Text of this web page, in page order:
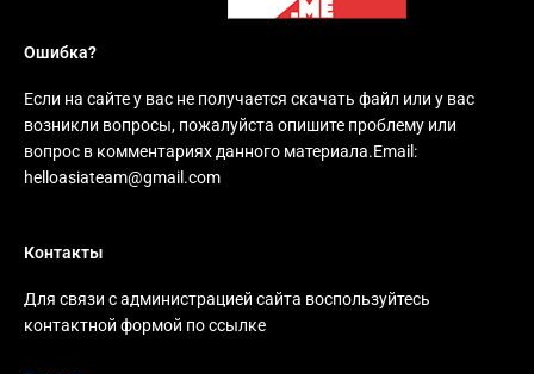
Ошибка?
Если на сайте у вас не получается скачать файл или у вас
возникли вопросы, пожалуйста опишите проблему или
вопрос в комментариях данного материала.Email:
helloasiateam@gmail.com
Контакты
Для связи с администрацией сайта воспользуйтесь
контактной формой по ссылке